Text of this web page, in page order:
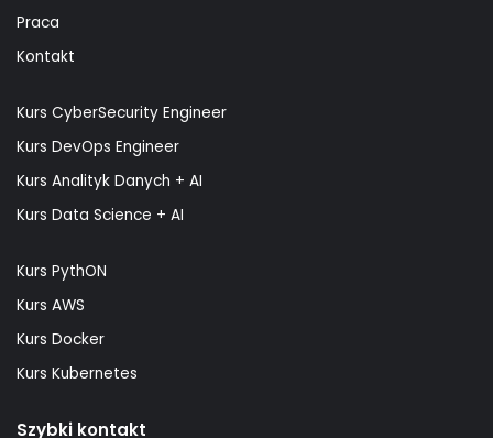
Praca
Kontakt
Kurs CyberSecurity Engineer
Kurs DevOps Engineer
Kurs Analityk Danych + AI
Kurs Data Science + AI
Kurs PythON
Kurs AWS
Kurs Docker
Kurs Kubernetes
Szybki kontakt